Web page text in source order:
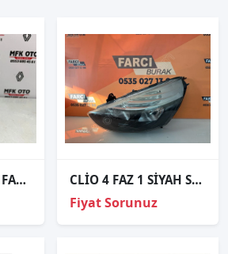
CLİO 2 LAGUNA 2 FAR MOTORU ORJİNAL 7700420737 CLİO 4 FAZ 1 SİYAH SOL FAR ORJİNAL
Fiyat Sorunuz